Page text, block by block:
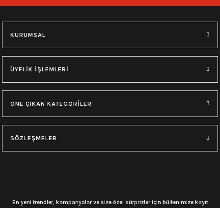
KURUMSAL
ÜYELİK İŞLEMLERİ
ÖNE ÇIKAN KATEGORİLER
SÖZLEŞMELER
En yeni trendler, kampanyalar ve size özel sürprizler için bültenimize kayıt